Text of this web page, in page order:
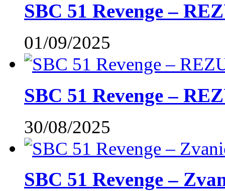
SBC 51 Revenge –
01/09/2025
SBC 51 Revenge –
30/08/2025
SBC 51 Revenge –